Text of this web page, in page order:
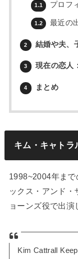
1.1 プロフ
1.2 最近の
2 結婚や夫、
3 現在の恋人
4 まとめ
キム・キャトラ
1998~2004年ま
ックス・アンド
ョーンズ役で出演
Kim Cattrall